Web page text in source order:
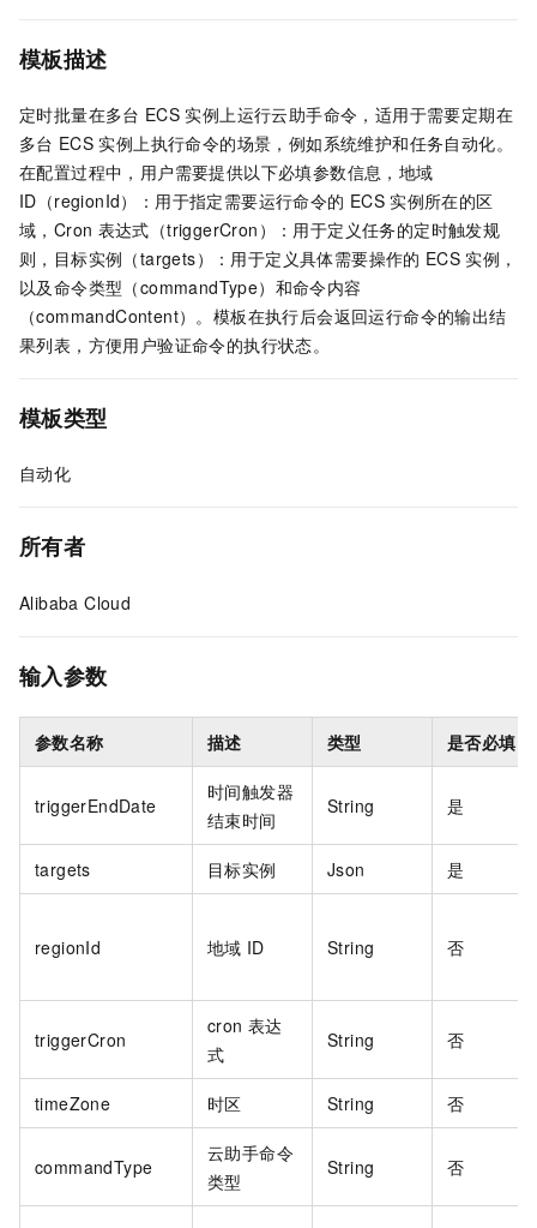
模板描述
定时批量在多台 ECS 实例上运行云助手命令，适用于需要定期在
多台 ECS 实例上执行命令的场景，例如系统维护和任务自动化。
在配置过程中，用户需要提供以下必填参数信息，地域
ID（regionId）：用于指定需要运行命令的 ECS 实例所在的区
域，Cron 表达式（triggerCron）：用于定义任务的定时触发规
则，目标实例（targets）：用于定义具体需要操作的 ECS 实例，
以及命令类型（commandType）和命令内容
（commandContent）。模板在执行后会返回运行命令的输出结
果列表，方便用户验证命令的执行状态。
模板类型
自动化
所有者
Alibaba Cloud
输入参数
参数名称 描述 类型 是否必填
triggerEndDate
时间触发器
结束时间
String 是
targets 目标实例 Json 是
regionId 地域 ID String 否
triggerCron
cron 表达
式
String 否
timeZone 时区 String 否
commandType
云助手命令
类型
String 否